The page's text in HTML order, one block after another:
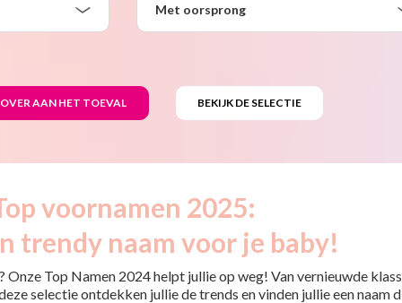
Met oorsprong
voornamen 2025:
trendy naam voor je baby!
Onze Top Namen 2024 helpt jullie op weg! Van vernieuwde
selectie ontdekken jullie de trends en vinden jullie een naam